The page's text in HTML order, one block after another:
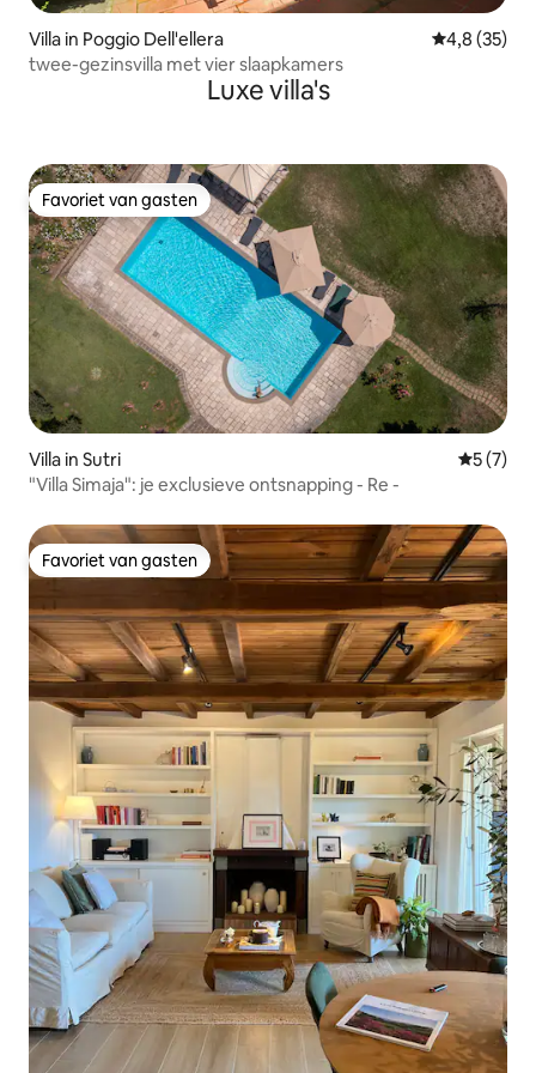
Villa in Poggio Dell'ellera
4,8 (35)
twee-gezinsvilla met vier slaapkamers
Luxe villa's
Favoriet van gasten
Favoriet van gasten
Villa in Sutri
5 (7)
"Villa Simaja": je exclusieve ontsnapping - Re -
Favoriet van gasten
Favoriet van gasten